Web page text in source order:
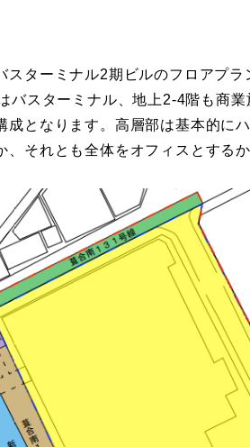
スターミナル2期ビルのフロアプ
バスターミナル、地上2-4階も商
成となります。高層部は基本的に
、それとも全体をオフィスとする